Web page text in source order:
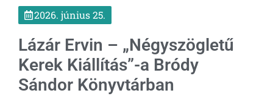
2026. június 25.
Lázár Ervin – „Négyszögletű
Kerek Kiállítás”-a Bródy
Sándor Könyvtárban